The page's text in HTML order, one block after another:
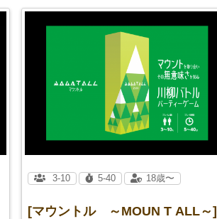
[マウントル ～MOUN T ALL～]
3-10 5-40 18歳〜